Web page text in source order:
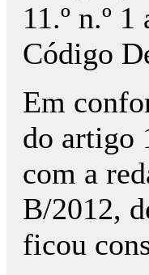
11.º n.º
Código
Em
do artigo
com a
B/2012,
ficou